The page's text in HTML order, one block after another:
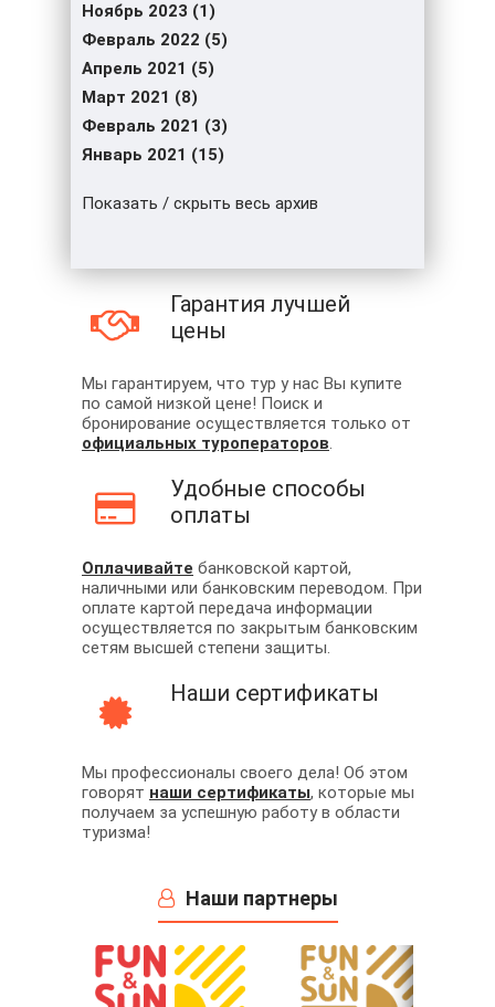
Ноябрь 2023 (1)
Февраль 2022 (5)
Апрель 2021 (5)
Март 2021 (8)
Февраль 2021 (3)
Январь 2021 (15)
Показать / скрыть весь архив
Гарантия лучшей
цены
Мы гарантируем, что тур у нас Вы купите
по самой низкой цене! Поиск и
бронирование осуществляется только от
официальных туроператоров.
Удобные способы
оплаты
Оплачивайте банковской картой,
наличными или банковским переводом. При
оплате картой передача информации
осуществляется по закрытым банковским
сетям высшей степени защиты.
Наши сертификаты
Мы профессионалы своего дела! Об этом
говорят наши сертификаты, которые мы
получаем за успешную работу в области
туризма!
Наши партнеры